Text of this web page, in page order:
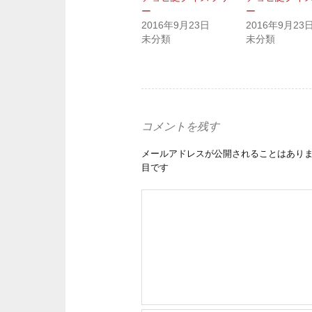
ー
2016年9月23日
未分類
ー
2016年9月23
未分類
コメントを残す
メールアドレスが公開されることはあり
目です